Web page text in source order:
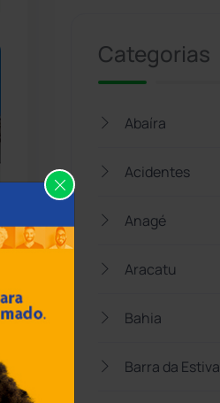
Categorias
Abaíra
Acidentes
Anagé
Aracatu
Bahia
Barra da Estiva